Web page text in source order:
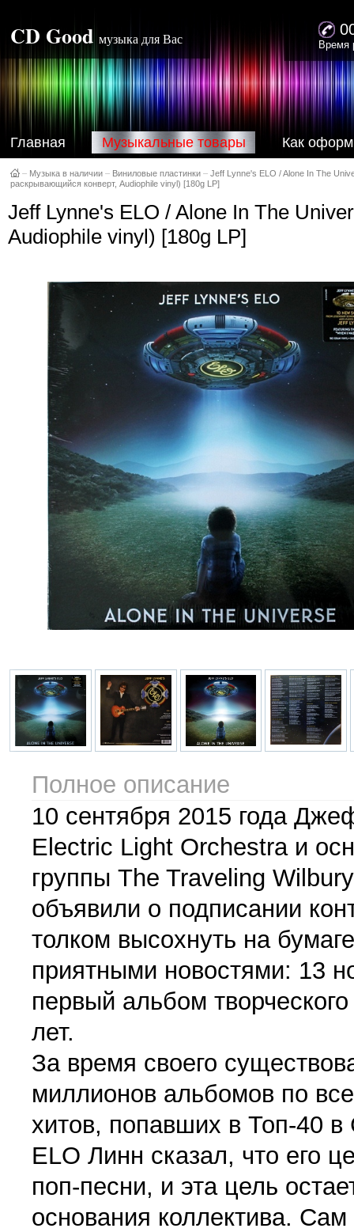
CD Good музыка для Вас Время
Главная Музыкальные товары Как
– Музыка в наличии – Виниловые пластинки – Jeff Lynne's ELO / Alone In The
раскрывающийся конверт, Audiophile vinyl) [180g LP]
Jeff Lynne's ELO / Alone In The
Audiophile vinyl) [180g LP]
Полное описание
10 сентября 2015 года
Electric Light Orchestra и
группы The Traveling
объявили о подписании
толком высохнуть на
приятными новостями: 13
первый альбом
лет.
За время своего
миллионов альбомов по
хитов, попавших в Топ-40
ELO Линн сказал, что его
поп-песни, и эта цель
основания коллектива.